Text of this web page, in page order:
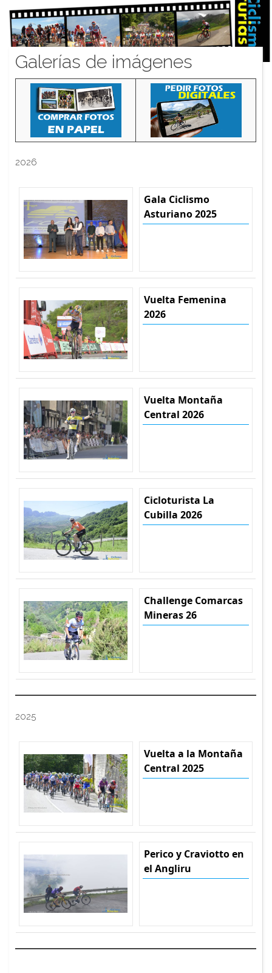
Galerías de imágenes
2026
Gala Ciclismo
Asturiano 2025
Vuelta Femenina
2026
Vuelta Montaña
Central 2026
Cicloturista La
Cubilla 2026
Challenge Comarcas
Mineras 26
2025
Vuelta a la Montaña
Central 2025
Perico y Craviotto en
el Angliru